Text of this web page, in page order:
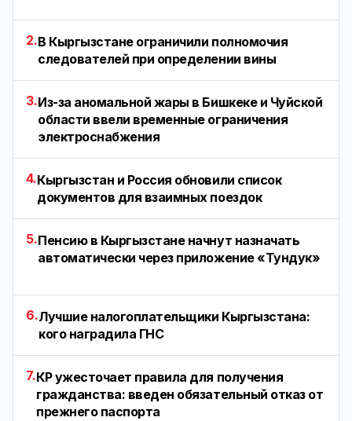
2.В Кыргызстане ограничили полномочия
следователей при определении вины
3.Из-за аномальной жары в Бишкеке и Чуйской
области ввели временные ограничения
электроснабжения
4.Кыргызстан и Россия обновили список
документов для взаимных поездок
5.Пенсию в Кыргызстане начнут назначать
автоматически через приложение «Тундук»
6.Лучшие налогоплательщики Кыргызстана:
кого наградила ГНС
7.КР ужесточает правила для получения
гражданства: введен обязательный отказ от
прежнего паспорта